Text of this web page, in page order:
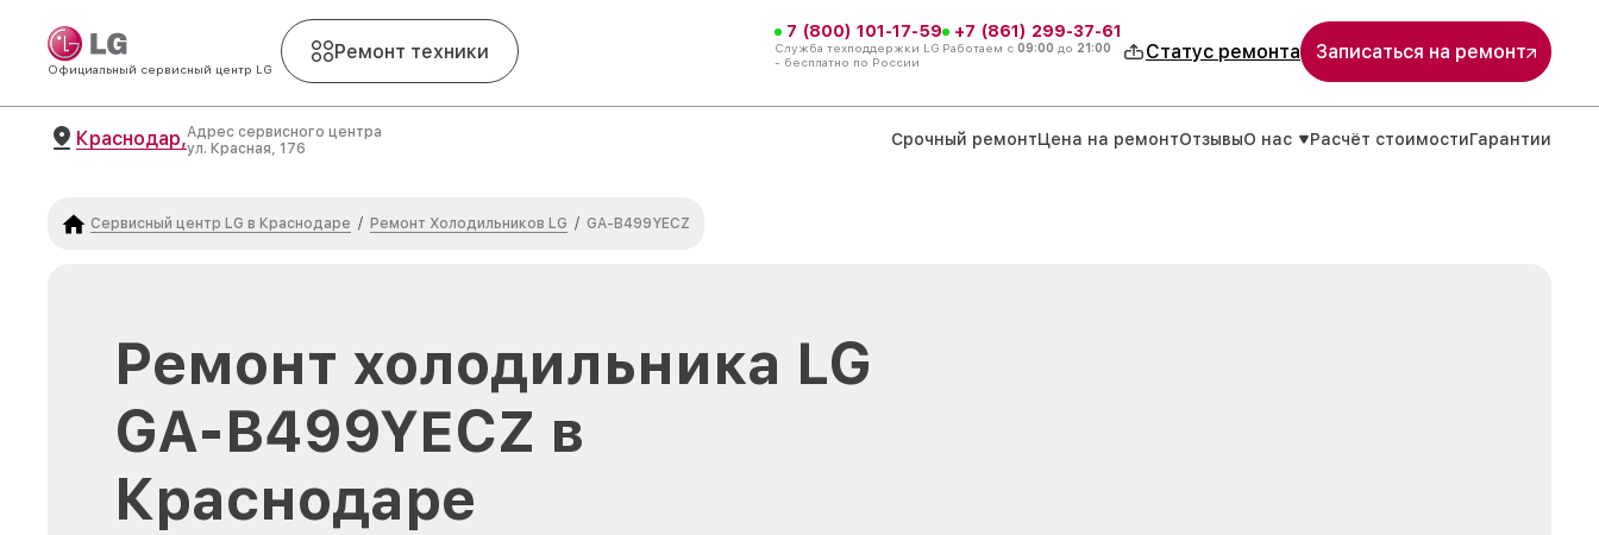
Официальный сервисный центр LG
Ремонт техники
7 (800) 101-17-59
Служба техподдержки LG
- бесплатно по России
+7 (861) 299-37-61
Работаем с 09:00 до 21:00 Статус ремонта Записаться на ремонт
Краснодар,Адрес сервисного центра
ул. Красная, 176
Срочный ремонтЦена на ремонтОтзывыО нас Расчёт стоимостиГарантии
Сервисный центр LG в Краснодаре / Ремонт Холодильников LG / GA-B499YECZ
Ремонт холодильника LG
GA-B499YECZ в
Краснодаре